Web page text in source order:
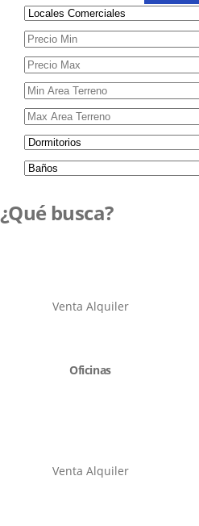
¿Qué busca?
Venta Alquiler
Oficinas
Venta Alquiler